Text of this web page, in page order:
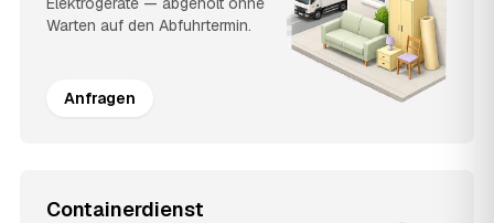
Warten auf den Abfuhrtermin.
Anfragen
Containerdienst